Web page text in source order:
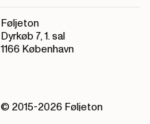
Føljeton
Dyrkøb 7, 1. sal
1166 København
© 2015-2026 Føljeton